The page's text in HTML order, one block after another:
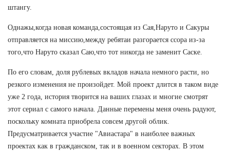
штангу.
Однажы,когда новая команда,состоящая из Сая,Наруто и Сакуры
отправляется на миссию,между ребятаи разгорается ссора из-за
того,что Наруто сказал Саю,что тот никогда не заменит Саске.
По его словам, доля рублевых вкладов начала немного расти, но
резкого изменения не произойдет. Мой проект длится в таком виде
уже 2 года, история творится на ваших глазах и многие смотрят
этот сериал с самого начала. Данные перемены меня очень радуют,
поскольку комната приобрела совсем другой облик.
Предусматривается участие "Авиастара" в наиболее важных
проектах как в гражданском, так и в военном секторах. В этом